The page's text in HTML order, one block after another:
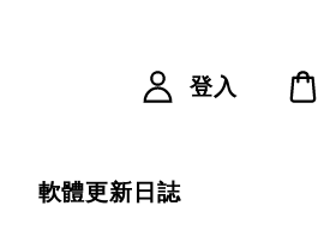
軟體更新日誌
登入